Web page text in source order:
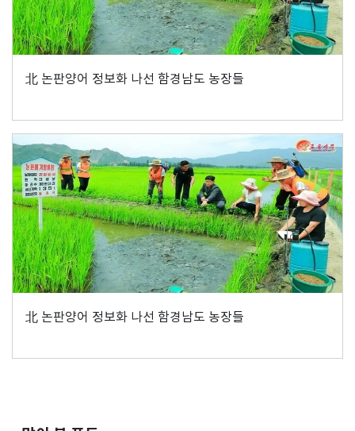
北 논판양어 정보화 나선 함경남도 농장들
北 논판양어 정보화 나선 함경남도 농장들